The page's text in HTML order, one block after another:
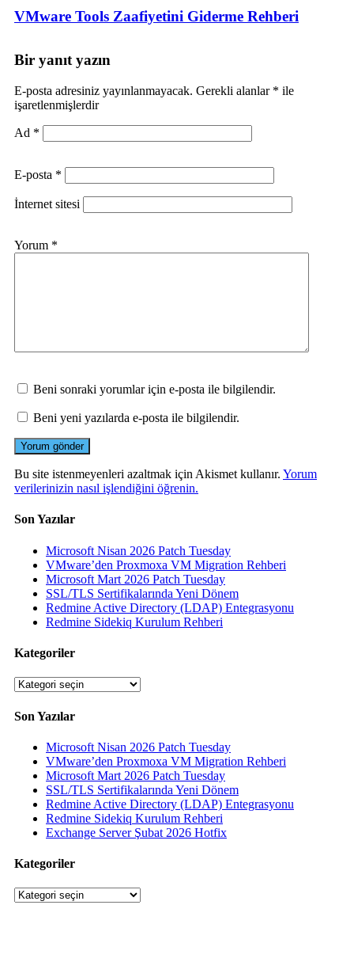
VMware Tools Zaafiyetini Giderme Rehberi
Bir yanıt yazın
E-posta adresiniz yayınlanmayacak. Gerekli alanlar * ile
işaretlenmişlerdir
Ad *
E-posta *
İnternet sitesi
Yorum *
Beni sonraki yorumlar için e-posta ile bilgilendir.
Beni yeni yazılarda e-posta ile bilgilendir.
Bu site istenmeyenleri azaltmak için Akismet kullanır. Yorum
verilerinizin nasıl işlendiğini öğrenin.
Son Yazılar
Microsoft Nisan 2026 Patch Tuesday
VMware’den Proxmoxa VM Migration Rehberi
Microsoft Mart 2026 Patch Tuesday
SSL/TLS Sertifikalarında Yeni Dönem
Redmine Active Directory (LDAP) Entegrasyonu
Redmine Sidekiq Kurulum Rehberi
Kategoriler
Kategoriler
Son Yazılar
Microsoft Nisan 2026 Patch Tuesday
VMware’den Proxmoxa VM Migration Rehberi
Microsoft Mart 2026 Patch Tuesday
SSL/TLS Sertifikalarında Yeni Dönem
Redmine Active Directory (LDAP) Entegrasyonu
Redmine Sidekiq Kurulum Rehberi
Exchange Server Şubat 2026 Hotfix
Kategoriler
Kategoriler